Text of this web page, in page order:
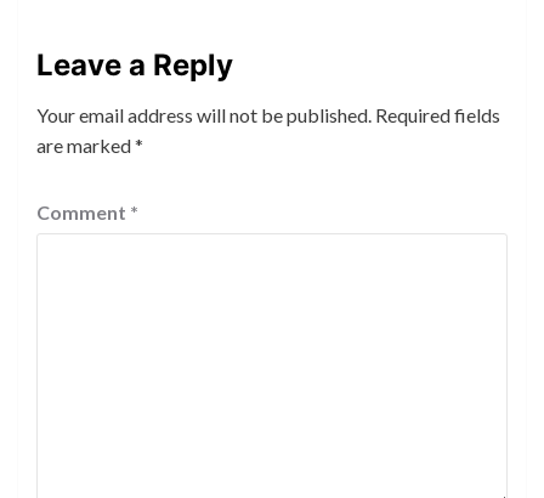
Leave a Reply
Your email address will not be published. Required fields
are marked*
Comment *